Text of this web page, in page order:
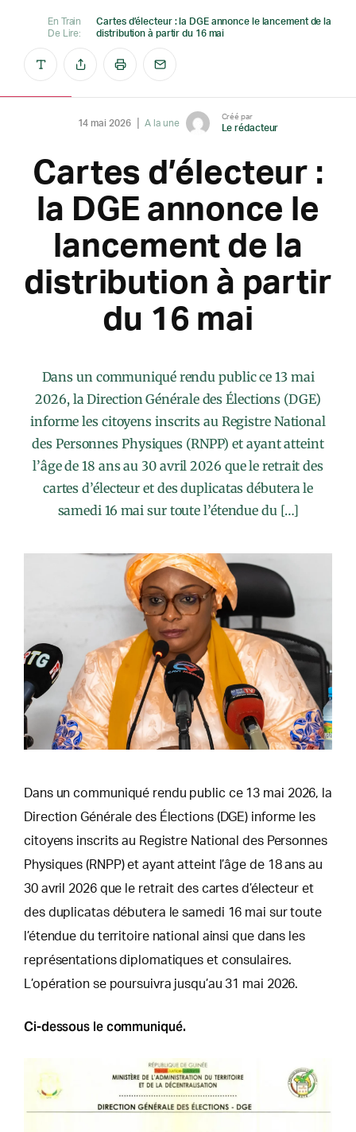
En Train
De Lire:
Cartes d’électeur : la DGE annonce le lancement de la
distribution à partir du 16 mai
14 mai 2026 A la une
Créé par
Le rédacteur
Cartes d’électeur :
la DGE annonce le
lancement de la
distribution à partir
du 16 mai
Dans un communiqué rendu public ce 13 mai
2026, la Direction Générale des Élections (DGE)
informe les citoyens inscrits au Registre National
des Personnes Physiques (RNPP) et ayant atteint
l’âge de 18 ans au 30 avril 2026 que le retrait des
cartes d’électeur et des duplicatas débutera le
samedi 16 mai sur toute l’étendue du […]
Dans un communiqué rendu public ce 13 mai 2026, la
Direction Générale des Élections (DGE) informe les
citoyens inscrits au Registre National des Personnes
Physiques (RNPP) et ayant atteint l’âge de 18 ans au
30 avril 2026 que le retrait des cartes d’électeur et
des duplicatas débutera le samedi 16 mai sur toute
l’étendue du territoire national ainsi que dans les
représentations diplomatiques et consulaires.
L’opération se poursuivra jusqu’au 31 mai 2026.
Ci-dessous le communiqué.